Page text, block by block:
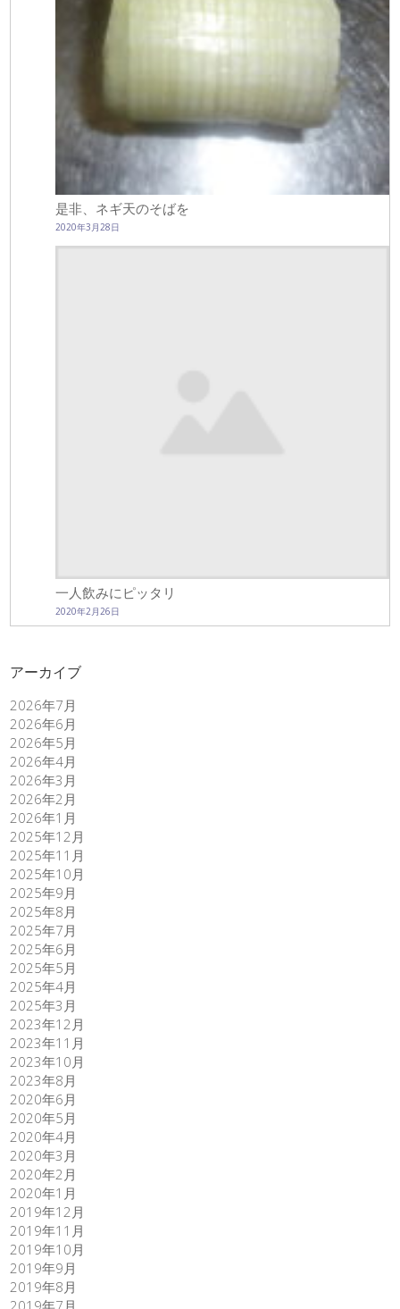
是非、ネギ天のそばを
2020年3月28日
一人飲みにピッタリ
2020年2月26日
アーカイブ
2026年7月
2026年6月
2026年5月
2026年4月
2026年3月
2026年2月
2026年1月
2025年12月
2025年11月
2025年10月
2025年9月
2025年8月
2025年7月
2025年6月
2025年5月
2025年4月
2025年3月
2023年12月
2023年11月
2023年10月
2023年8月
2020年6月
2020年5月
2020年4月
2020年3月
2020年2月
2020年1月
2019年12月
2019年11月
2019年10月
2019年9月
2019年8月